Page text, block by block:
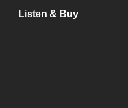
Listen & Buy